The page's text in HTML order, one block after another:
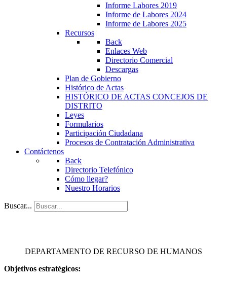
Informe Labores 2019
Informe de Labores 2024
Informe de Labores 2025
Recursos
Back
Enlaces Web
Directorio Comercial
Descargas
Plan de Gobierno
Histórico de Actas
HISTÓRICO DE ACTAS CONCEJOS DE
DISTRITO
Leyes
Formularios
Participación Ciudadana
Procesos de Contratación Administrativa
Contáctenos
Back
Directorio Telefónico
Cómo llegar?
Nuestro Horarios
Buscar...
DEPARTAMENTO DE RECURSO DE HUMANOS
Objetivos estratégicos: